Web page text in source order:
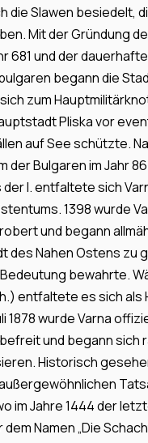
die Slawen besiedelt,
Mit der Gründung
681 und der
begann die
zum
Pliska vor
auf See schützte.
der Bulgaren im Jahr
I. entfaltete sich
1398 wurde
und begann
des Nahen Ostens zu
bewahrte.
entfaltete es sich als
1878 wurde Varna
und begann sich
Historisch
im Jahre 1444 der
Namen „Die